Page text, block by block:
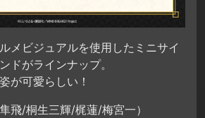
メビジュアルを使用したミニサイ
ドがラインナップ。
が可愛らしい！
飛/桐生三輝/梶蓮/梅宮一）